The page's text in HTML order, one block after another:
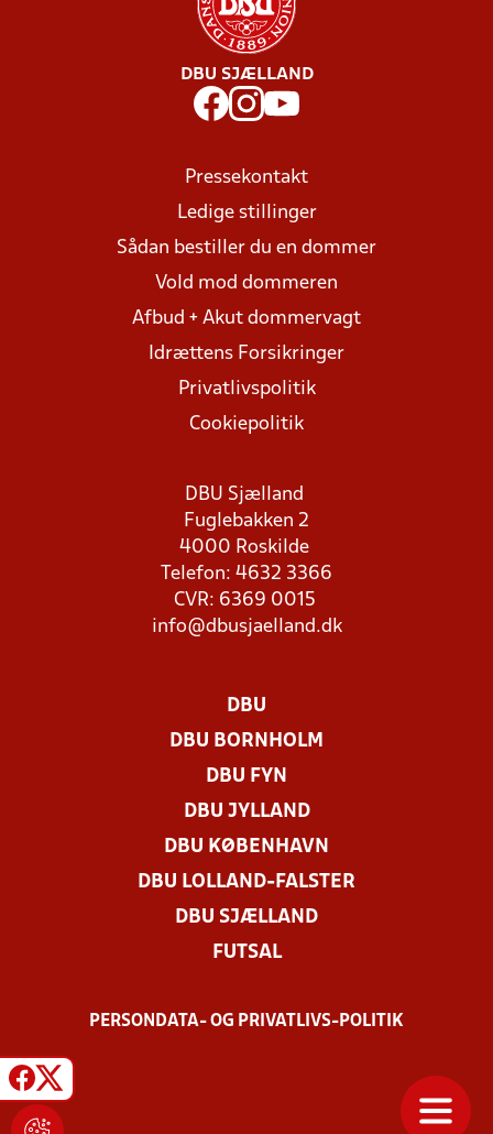
DBU SJÆLLAND
Pressekontakt
Ledige stillinger
Sådan bestiller du en dommer
Vold mod dommeren
Afbud + Akut dommervagt
Idrættens Forsikringer
Privatlivspolitik
Cookiepolitik
DBU Sjælland
Fuglebakken 2
4000 Roskilde
Telefon: 4632 3366
CVR: 6369 0015
info@dbusjaelland.dk
DBU
DBU BORNHOLM
DBU FYN
DBU JYLLAND
DBU KØBENHAVN
DBU LOLLAND-FALSTER
DBU SJÆLLAND
FUTSAL
PERSONDATA- OG PRIVATLIVS-POLITIK